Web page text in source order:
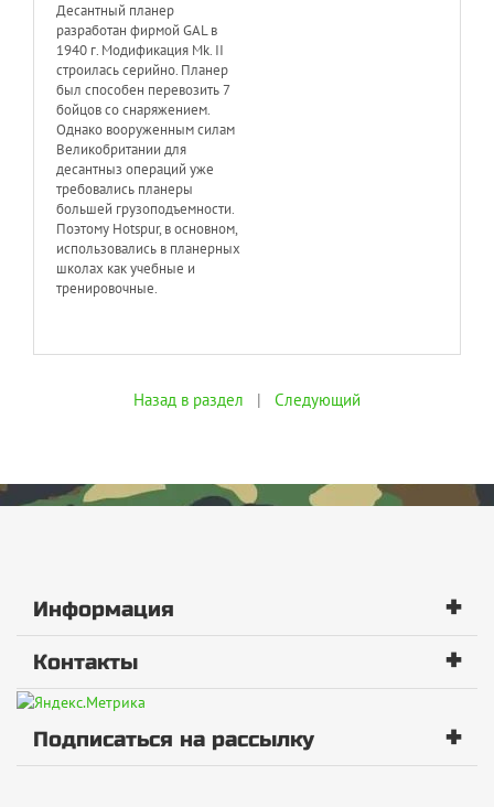
Десантный планер
разработан фирмой GAL в
1940 г. Модификация Mk. II
строилась серийно. Планер
был способен перевозить 7
бойцов со снаряжением.
Однако вооруженным силам
Великобритании для
десантныз операций уже
требовались планеры
большей грузоподъемности.
Поэтому Hotspur, в основном,
использовались в планерных
школах как учебные и
тренировочные.
Назад в раздел | Следующий
Информация +
Контакты +
Подписаться на рассылку +